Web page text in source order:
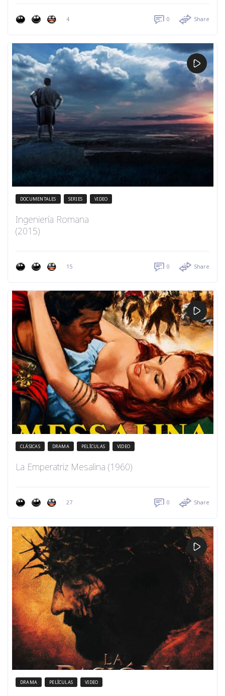
4 0 Share
DOCUMENTALES SERIES VIDEO
Ingeniería Romana
(2015)
15 0 Share
CLÁSICAS DRAMA PELÍCULAS VIDEO
La Emperatriz Mesalina (1960)
27 0 Share
DRAMA PELÍCULAS VIDEO